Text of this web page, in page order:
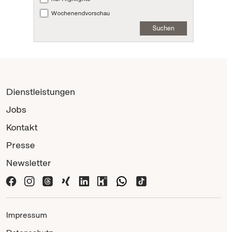
Wochenendvorschau
Suchen
Dienstleistungen
Jobs
Kontakt
Presse
Newsletter
Impressum